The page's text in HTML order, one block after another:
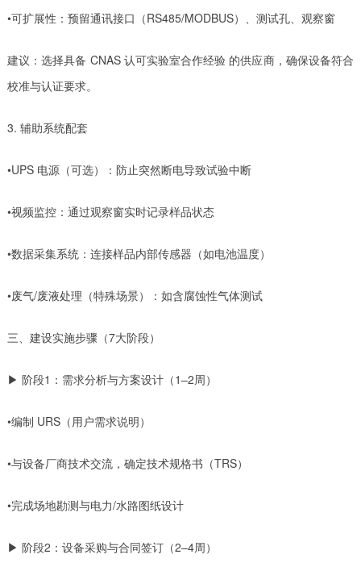
•可扩展性：预留通讯接口（RS485/MODBUS）、测试孔、观察窗
建议：选择具备 CNAS 认可实验室合作经验 的供应商，确保设备符合
校准与认证要求。
3. 辅助系统配套
•UPS 电源（可选）：防止突然断电导致试验中断
•视频监控：通过观察窗实时记录样品状态
•数据采集系统：连接样品内部传感器（如电池温度）
•废气/废液处理（特殊场景）：如含腐蚀性气体测试
三、建设实施步骤（7大阶段）
▶ 阶段1：需求分析与方案设计（1–2周）
•编制 URS（用户需求说明）
•与设备厂商技术交流，确定技术规格书（TRS）
•完成场地勘测与电力/水路图纸设计
▶ 阶段2：设备采购与合同签订（2–4周）